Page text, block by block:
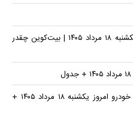
قیمت انواع ارز‌های دیجیتال امروز یکشنبه ۱۸ مرداد ۱۴۰۵ | بیت‌کوین چقدر
تغییر شدید قیمت خودرو‌های ایران خودرو امروز یکشنبه ۱۸ مرداد ۱۴۰۵ +